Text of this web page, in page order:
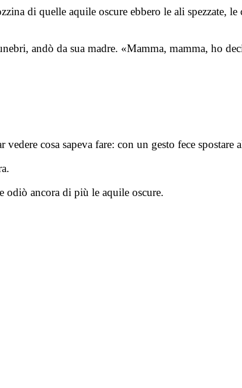
di quelle aquile oscure ebbero le ali spezzate,
andò da sua madre. «Mamma, mamma, ho
cosa sapeva fare: con un gesto fece spostare
odiò ancora di più le aquile oscure.